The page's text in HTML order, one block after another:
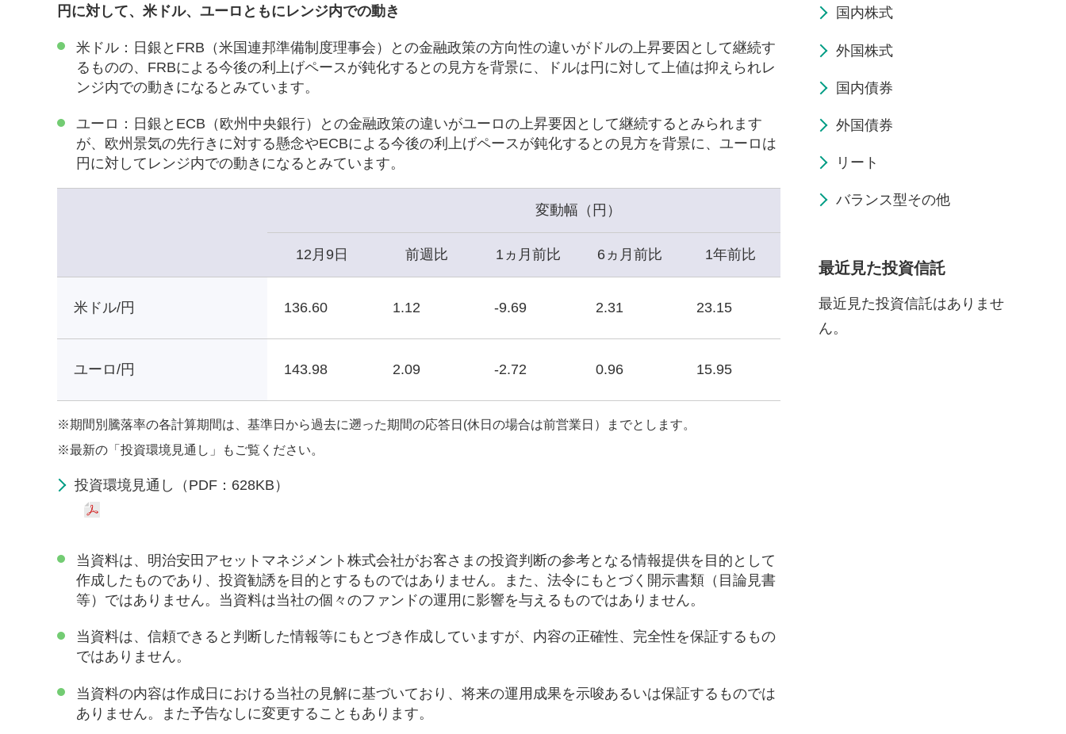
円に対して、米ドル、ユーロともにレンジ内での動き
米ドル：日銀とFRB（米国連邦準備制度理事会）との金融政策の方向性の違いがドルの上昇要因として継続す
るものの、FRBによる今後の利上げペースが鈍化するとの見方を背景に、ドルは円に対して上値は抑えられレ
ンジ内での動きになるとみています。
ユーロ：日銀とECB（欧州中央銀行）との金融政策の違いがユーロの上昇要因として継続するとみられます
が、欧州景気の先行きに対する懸念やECBによる今後の利上げペースが鈍化するとの見方を背景に、ユーロは
円に対してレンジ内での動きになるとみています。
変動幅（円）
12月9日 前週比 1ヵ月前比 6ヵ月前比 1年前比
米ドル/円 136.60 1.12 -9.69 2.31 23.15
ユーロ/円 143.98 2.09 -2.72 0.96 15.95
※期間別騰落率の各計算期間は、基準日から過去に遡った期間の応答日(休日の場合は前営業日）までとします。
※最新の「投資環境見通し」もご覧ください。
投資環境見通し（PDF：628KB）
当資料は、明治安田アセットマネジメント株式会社がお客さまの投資判断の参考となる情報提供を目的として
作成したものであり、投資勧誘を目的とするものではありません。また、法令にもとづく開示書類（目論見書
等）ではありません。当資料は当社の個々のファンドの運用に影響を与えるものではありません。
当資料は、信頼できると判断した情報等にもとづき作成していますが、内容の正確性、完全性を保証するもの
ではありません。
当資料の内容は作成日における当社の見解に基づいており、将来の運用成果を示唆あるいは保証するものでは
ありません。また予告なしに変更することもあります。
国内株式
外国株式
国内債券
外国債券
リート
バランス型その他
最近見た投資信託
最近見た投資信託はありませ
ん。